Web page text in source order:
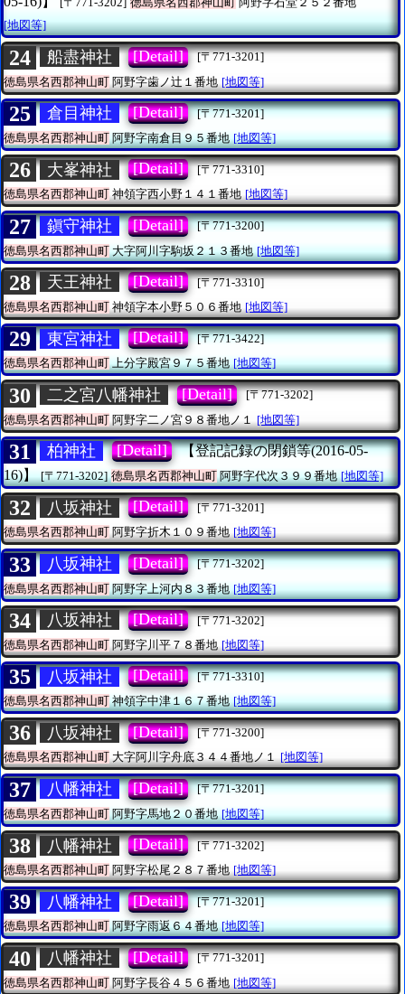
[地図等]
24 船盡神社 [Detail]
[〒771-3201]
徳島県名西郡神山町 阿野字歯ノ辻１番地 [地図等]
25 倉目神社 [Detail]
[〒771-3201]
徳島県名西郡神山町阿野字南倉目９５番地 [地図等]
26 大峯神社 [Detail]
[〒771-3310]
徳島県名西郡神山町神領字西小野１４１番地 [地図等]
27 鎭守神社 [Detail]
[〒771-3200]
徳島県名西郡神山町大字阿川字駒坂２１３番地 [地図等]
28 天王神社 [Detail]
[〒771-3310]
徳島県名西郡神山町 神領字本小野５０６番地 [地図等]
29 東宮神社 [Detail]
[〒771-3422]
徳島県名西郡神山町上分字殿宮９７５番地 [地図等]
30 二之宮八幡神社 [Detail]
[〒771-3202]
徳島県名西郡神山町 阿野字二ノ宮９８番地ノ１ [地図等]
31 柏神社 [Detail]
【登記記録の閉鎖等(2016-05-
16)】 [〒771-3202] 徳島県名西郡神山町阿野字代次３９９番地 [地図等]
32 八坂神社 [Detail]
[〒771-3201]
徳島県名西郡神山町阿野字折木１０９番地 [地図等]
33 八坂神社 [Detail]
[〒771-3202]
徳島県名西郡神山町阿野字上河内８３番地 [地図等]
34 八坂神社 [Detail]
[〒771-3202]
徳島県名西郡神山町 阿野字川平７８番地 [地図等]
35 八坂神社 [Detail]
[〒771-3310]
徳島県名西郡神山町神領字中津１６７番地 [地図等]
36 八坂神社 [Detail]
[〒771-3200]
徳島県名西郡神山町大字阿川字舟底３４４番地ノ１ [地図等]
37 八幡神社 [Detail]
[〒771-3201]
徳島県名西郡神山町阿野字馬地２０番地 [地図等]
38 八幡神社 [Detail]
[〒771-3202]
徳島県名西郡神山町阿野字松尾２８７番地 [地図等]
39 八幡神社 [Detail]
[〒771-3201]
徳島県名西郡神山町阿野字雨返６４番地 [地図等]
40 八幡神社 [Detail]
[〒771-3201]
徳島県名西郡神山町 阿野字長谷４５６番地 [地図等]